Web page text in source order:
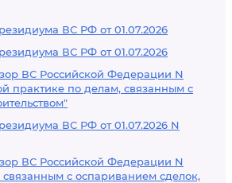
ВС РФ от 01.07.2026
ВС РФ от 01.07.2026
ВС Российской Федерации N
практике по делам, связанным с
ВС РФ от 01.07.2026 N
ВС Российской Федерации N
связанным с оспариванием сделок,